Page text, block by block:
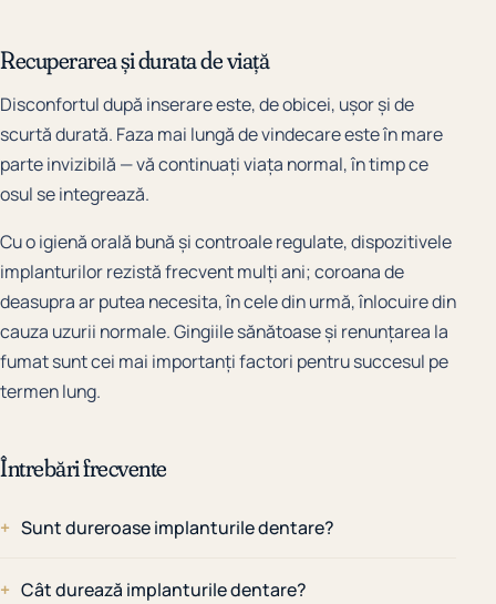
Recuperarea și durata de viață
Disconfortul după inserare este, de obicei, ușor și de
scurtă durată. Faza mai lungă de vindecare este în mare
parte invizibilă — vă continuați viața normal, în timp ce
osul se integrează.
Cu o igienă orală bună și controale regulate, dispozitivele
implanturilor rezistă frecvent mulți ani; coroana de
deasupra ar putea necesita, în cele din urmă, înlocuire din
cauza uzurii normale. Gingiile sănătoase și renunțarea la
fumat sunt cei mai importanți factori pentru succesul pe
termen lung.
Întrebări frecvente
Sunt dureroase implanturile dentare?
Cât durează implanturile dentare?